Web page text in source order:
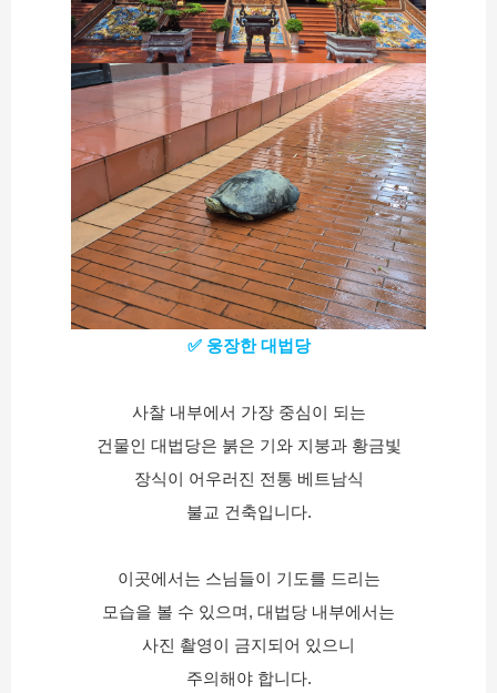
✅ 웅장한 대법당
사찰 내부에서 가장 중심이 되는
건물인 대법당은 붉은 기와 지붕과 황금빛
장식이 어우러진 전통 베트남식
불교 건축입니다.
이곳에서는 스님들이 기도를 드리는
모습을 볼 수 있으며, 대법당 내부에서는
사진 촬영이 금지되어 있으니
주의해야 합니다.